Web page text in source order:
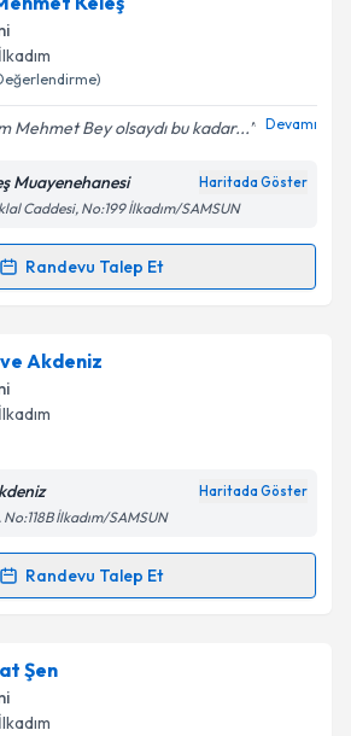
Talebini Gönder
randevu almanız için bir takvim
e-posta ile bilgilendireceğiz.
işlenmesine ilişkinAydınlatma
ve kişisel verilerimin belirtilen
işlenmesini kabul ediyorum.
Mehmet Bey olsaydı bu kadar... Devamı
Muayenehanesi Haritada Göster
Caddesi, No:199 İlkadım/SAMSUN
Randevu Talep Et
Talebi
Keleşiçin randevu takvimi talebi
uzmandan randevu almanız için bir
e-posta ile bilgilendireceğiz.
işlenmesine ilişkin
ve kişisel verilerimin belirtilen
Talebini Gönder
Akdeniz
Haritada Göster
İlkadım/SAMSUN
Randevu Talep Et
Talebi
için randevu takvimi talebi
uzmandan randevu almanız için bir
e-posta ile bilgilendireceğiz.
Şen